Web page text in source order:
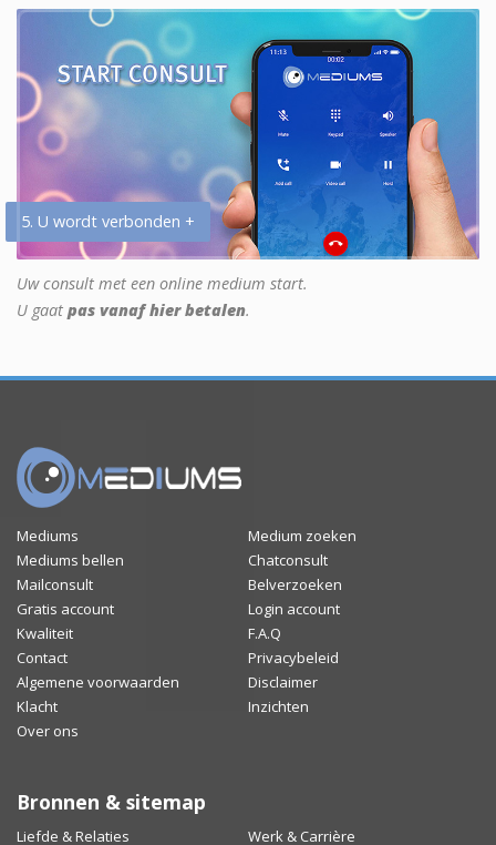
5. U wordt verbonden +
Uw consult met een online medium start.
U gaat pas vanaf hier betalen.
Mediums
Medium zoeken
Mediums bellen
Chatconsult
Mailconsult
Belverzoeken
Gratis account
Login account
Kwaliteit
F.A.Q
Contact
Privacybeleid
Algemene voorwaarden
Disclaimer
Klacht
Inzichten
Over ons
Bronnen & sitemap
Liefde & Relaties Werk & Carrière